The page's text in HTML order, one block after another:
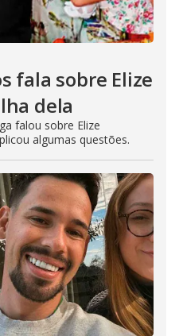
fala sobre Elize
dela
falou sobre Elize
algumas questões.